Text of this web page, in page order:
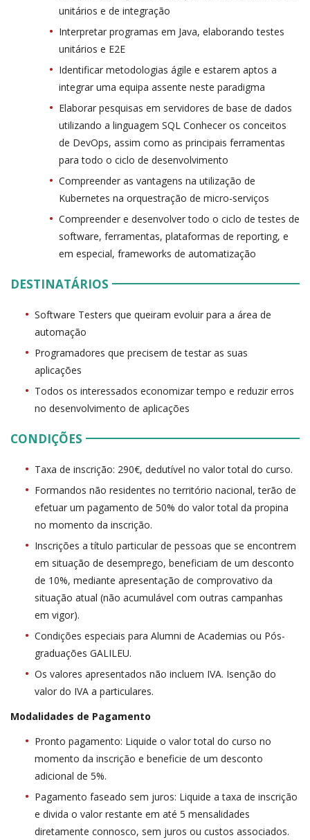
unitários e de integração
Interpretar programas em Java, elaborando testes
unitários e E2E
Identificar metodologias ágile e estarem aptos a
integrar uma equipa assente neste paradigma
Elaborar pesquisas em servidores de base de dados
utilizando a linguagem SQL Conhecer os conceitos
de DevOps, assim como as principais ferramentas
para todo o ciclo de desenvolvimento
Compreender as vantagens na utilização de
Kubernetes na orquestração de micro-serviços
Compreender e desenvolver todo o ciclo de testes de
software, ferramentas, plataformas de reporting, e
em especial, frameworks de automatização
DESTINATÁRIOS
Software Testers que queiram evoluir para a área de
automação
Programadores que precisem de testar as suas
aplicações
Todos os interessados economizar tempo e reduzir erros
no desenvolvimento de aplicações
CONDIÇÕES
Taxa de inscrição: 290€, dedutível no valor total do curso.
Formandos não residentes no território nacional, terão de
efetuar um pagamento de 50% do valor total da propina
no momento da inscrição.
Inscrições a título particular de pessoas que se encontrem
em situação de desemprego, beneficiam de um desconto
de 10%, mediante apresentação de comprovativo da
situação atual (não acumulável com outras campanhas
em vigor).
Condições especiais para Alumni de Academias ou Pós-
graduações GALILEU.
Os valores apresentados não incluem IVA. Isenção do
valor do IVA a particulares.
Modalidades de Pagamento
Pronto pagamento: Liquide o valor total do curso no
momento da inscrição e beneficie de um desconto
adicional de 5%.
Pagamento faseado sem juros: Liquide a taxa de inscrição
e divida o valor restante em até 5 mensalidades
diretamente connosco, sem juros ou custos associados.